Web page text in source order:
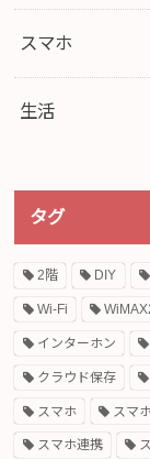
スマホ
生活
タグ
2階 DIY
Wi-Fi
インターホン
クラウド保存
スマホ スマ
スマホ連携